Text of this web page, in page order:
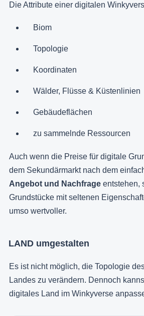
Die Attribute einer digitalen
Biom
Topologie
Koordinaten
Wälder, Flüsse & Küstenlinien
Gebäudeflächen
zu sammelnde Ressourcen
Auch wenn die Preise für digitale
dem Sekundärmarkt nach dem
Angebot und Nachfrage entstehen,
Grundstücke mit seltenen
umso wertvoller.
LAND umgestalten
Es ist nicht möglich, die Topologie
Landes zu verändern. Dennoch
digitales Land im Winkyverse